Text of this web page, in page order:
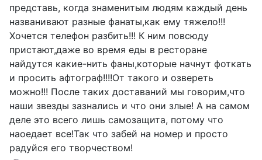
представь, когда знаменитым людям каждый день
названивают разные фанаты,как ему тяжело!!!
Хочется телефон разбить!!! К ним повсюду
пристают,даже во время еды в ресторане
найдутся какие-нить фаны,которые начнут фоткать
и просить афтограф!!!!От такого и озвереть
можно!!! После таких доставаний мы говорим,что
наши звезды зазнались и что они злые! А на самом
деле это всего лишь самозащита, потому что
наоедает все!Так что забей на номер и просто
радуйся его творчеством!